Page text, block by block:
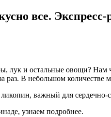
все.
лук и остальные овощи? Нам
раз. В небольшом
важный для сердечно-
узнаем подробнее.